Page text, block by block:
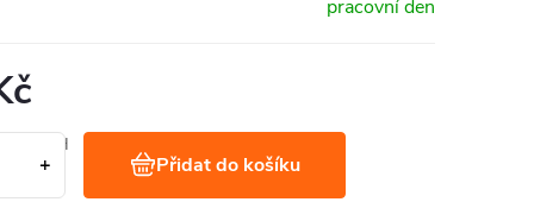
bez DPH
/ 1 l Přidat do košíku